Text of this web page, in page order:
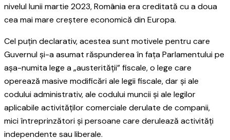
nivelul lunii martie 2023, România era creditată cu a doua
cea mai mare creștere economică din Europa.
Cel puțin declarativ, acestea sunt motivele pentru care
Guvernul și-a asumat răspunderea în fața Parlamentului pe
așa-numita lege a „austerității” fiscale, o lege care
operează masive modificări ale legii fiscale, dar și ale
codului administrativ, ale codului muncii și ale legilor
aplicabile activităților comerciale derulate de companii,
mici întreprinzători și persoane care derulează activități
independente sau liberale.